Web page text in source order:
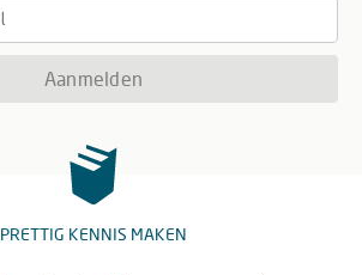
Aanmelden
PRETTIG KENNIS MAKEN